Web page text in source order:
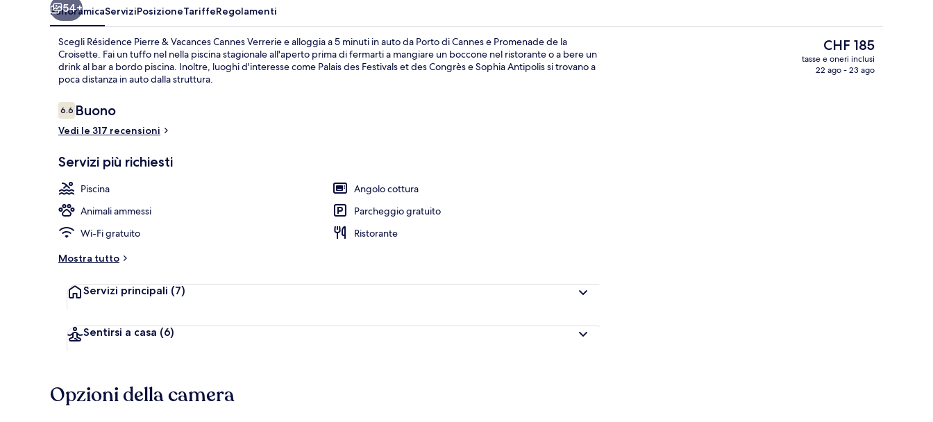
54+
PanoramicaServiziPosizioneTariffeRegolamenti
Scegli Résidence Pierre & Vacances Cannes Verrerie e alloggia a 5 minuti in auto da Porto di Cannes e Promenade de la
Croisette. Fai un tuffo nel nella piscina stagionale all'aperto prima di fermarti a mangiare un boccone nel ristorante o a bere un
drink al bar a bordo piscina. Inoltre, luoghi d'interesse come Palais des Festivals et des Congrès e Sophia Antipolis si trovano a
poca distanza in auto dalla struttura.
Recensioni
6.66.6 su 10
Buono
Vedi le 317 recensioni
Servizi più richiesti
Piscina
Angolo cottura
Animali ammessi
Parcheggio gratuito
Wi-Fi gratuito
Ristorante
Mostra tutto
Servizi principali (7)
Sentirsi a casa (6)
Il
prezzo
attuale
CHF 185
tasse e oneri inclusi
22 ago - 23 ago
Opzioni della camera